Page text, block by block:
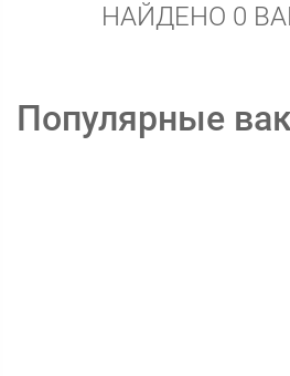
НАЙДЕНО 0
Популярные